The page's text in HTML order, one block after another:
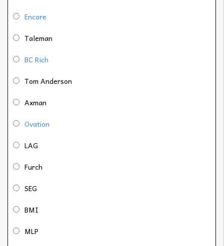
Encore
Taleman
BC Rich
Tom Anderson
Axman
Ovation
LAG
Furch
SEG
BMI
MLP